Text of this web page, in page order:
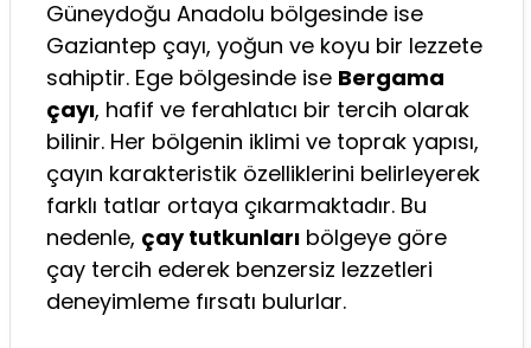
Güneydoğu Anadolu bölgesinde ise
Gaziantep çayı, yoğun ve koyu bir lezzete
sahiptir. Ege bölgesinde ise Bergama
çayı, hafif ve ferahlatıcı bir tercih olarak
bilinir. Her bölgenin iklimi ve toprak yapısı,
çayın karakteristik özelliklerini belirleyerek
farklı tatlar ortaya çıkarmaktadır. Bu
nedenle, çay tutkunları bölgeye göre
çay tercih ederek benzersiz lezzetleri
deneyimleme fırsatı bulurlar.